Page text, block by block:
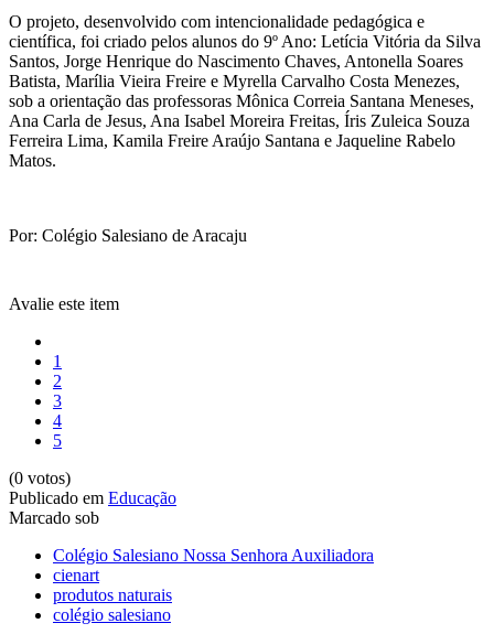
O projeto, desenvolvido com intencionalidade pedagógica e
científica, foi criado pelos alunos do 9º Ano: Letícia Vitória da Silva
Santos, Jorge Henrique do Nascimento Chaves, Antonella Soares
Batista, Marília Vieira Freire e Myrella Carvalho Costa Menezes,
sob a orientação das professoras Mônica Correia Santana Meneses,
Ana Carla de Jesus, Ana Isabel Moreira Freitas, Íris Zuleica Souza
Ferreira Lima, Kamila Freire Araújo Santana e Jaqueline Rabelo
Matos.
Por: Colégio Salesiano de Aracaju
Avalie este item
1
2
3
4
5
(0 votos)
Publicado em Educação
Marcado sob
Colégio Salesiano Nossa Senhora Auxiliadora
cienart
produtos naturais
colégio salesiano